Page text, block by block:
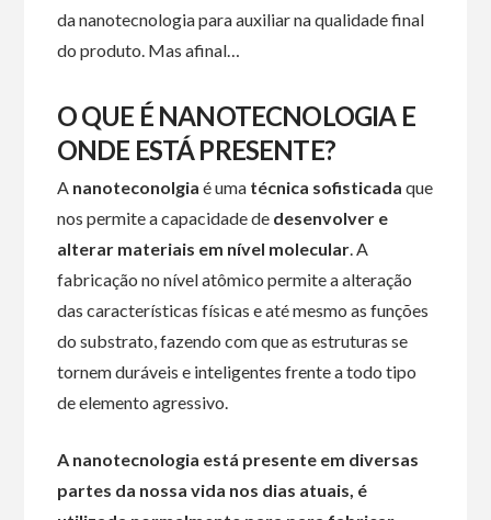
da nanotecnologia para auxiliar na qualidade final
do produto. Mas afinal…
O QUE É NANOTECNOLOGIA E
ONDE ESTÁ PRESENTE?
A nanoteconolgia é uma técnica sofisticada que
nos permite a capacidade de desenvolver e
alterar materiais em nível molecular. A
fabricação no nível atômico permite a alteração
das características físicas e até mesmo as funções
do substrato, fazendo com que as estruturas se
tornem duráveis e inteligentes frente a todo tipo
de elemento agressivo.
A nanotecnologia está presente em diversas
partes da nossa vida nos dias atuais, é